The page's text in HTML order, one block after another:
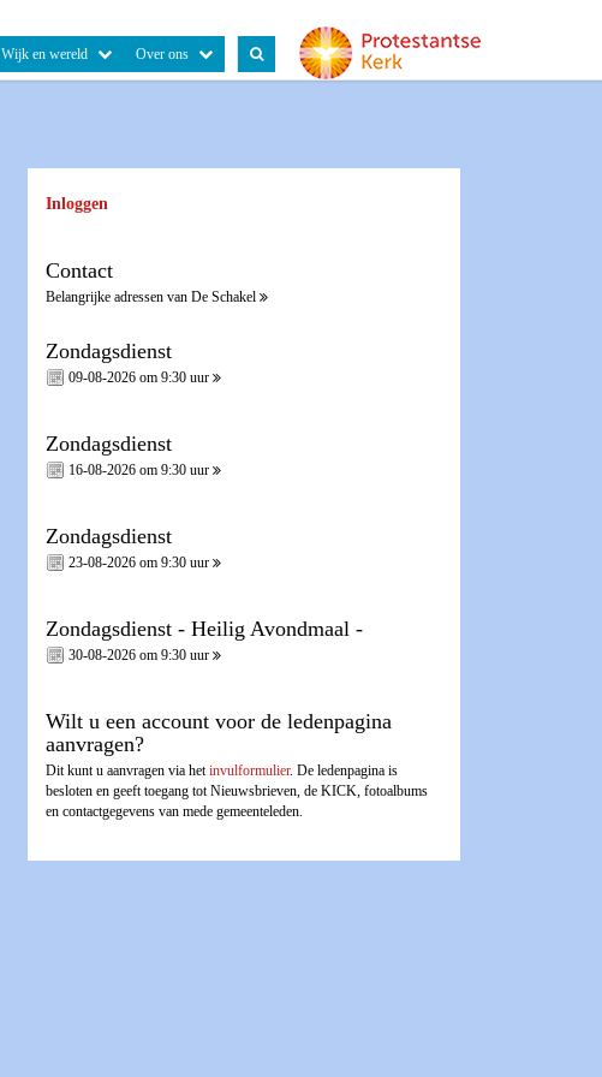
Wijk en wereld Over ons
Inloggen
Contact
Belangrijke adressen van De Schakel
Zondagsdienst
09-08-2026 om 9:30 uur
Zondagsdienst
16-08-2026 om 9:30 uur
Zondagsdienst
23-08-2026 om 9:30 uur
Zondagsdienst - Heilig Avondmaal -
30-08-2026 om 9:30 uur
Wilt u een account voor de ledenpagina
aanvragen?
Dit kunt u aanvragen via hetinvulformulier. De ledenpagina is
besloten en geeft toegang tot Nieuwsbrieven, de KICK, fotoalbums
en contactgegevens van mede gemeenteleden.